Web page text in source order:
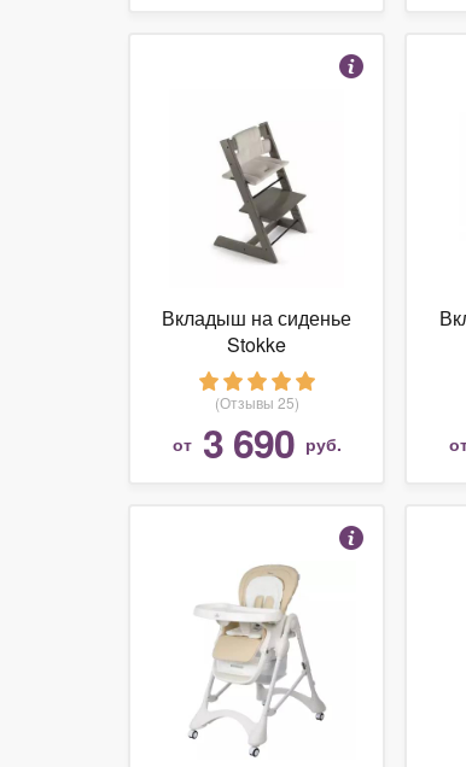
Вкладыш на сиденье
Stokke
(Отзывы 25)
от 3 690 руб.